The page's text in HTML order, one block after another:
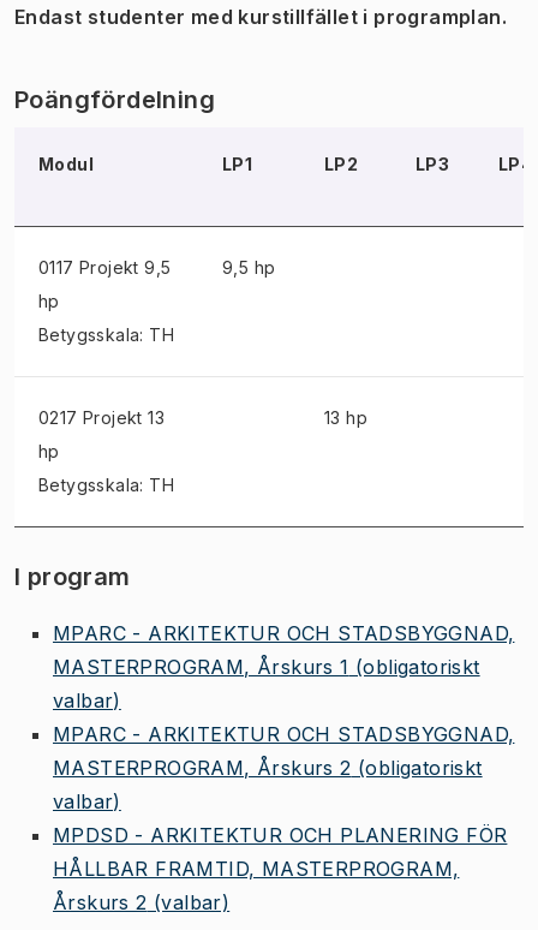
Endast studenter med kurstillfället i programplan.
Poängfördelning
Modul LP1 LP2 LP3 LP4
0117 Projekt 9,5
hp
Betygsskala: TH
9,5 hp
0217 Projekt 13
hp
Betygsskala: TH
13 hp
I program
MPARC - ARKITEKTUR OCH STADSBYGGNAD,
MASTERPROGRAM, Årskurs 1 (obligatoriskt
valbar)
MPARC - ARKITEKTUR OCH STADSBYGGNAD,
MASTERPROGRAM, Årskurs 2 (obligatoriskt
valbar)
MPDSD - ARKITEKTUR OCH PLANERING FÖR
HÅLLBAR FRAMTID, MASTERPROGRAM,
Årskurs 2 (valbar)